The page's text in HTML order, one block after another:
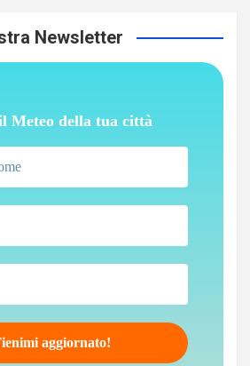
Newsletter
Meteo della tua città